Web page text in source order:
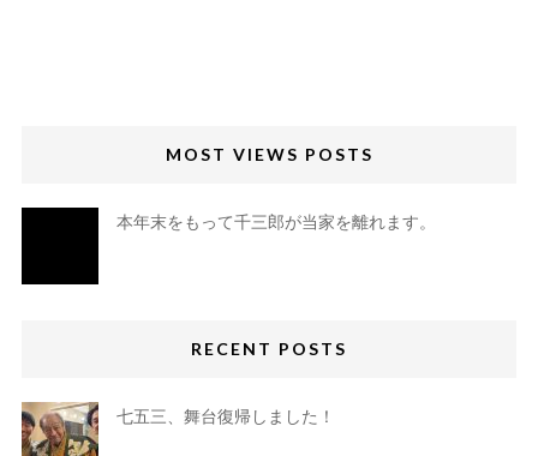
MOST VIEWS POSTS
本年末をもって千三郎が当家を離れます。
RECENT POSTS
七五三、舞台復帰しました！